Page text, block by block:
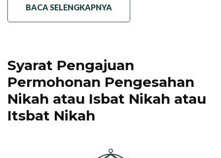
BACA SELENGKAPNYA
Syarat Pengajuan
Permohonan Pengesahan
Nikah atau Isbat Nikah atau
Itsbat Nikah